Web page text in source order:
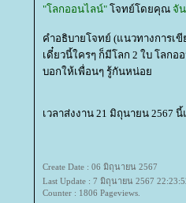
"โลกออนไลน์" จทย์โดยคุณ จั
คำอธิบายโจทย์ (แนวทางการเขี
เดี๋ยวนี้ใครๆ ก็มีโลก 2 ใบ โลก
บอกให้เพื่อนๆ รู้กันหน่อ
เวลาส่งงาน 21 มิถุนายน 2567
Create Date : 06 มิถุนายน 2567
Last Update : 7 มิถุนายน 2567
Counter : 1806 Pageviews.